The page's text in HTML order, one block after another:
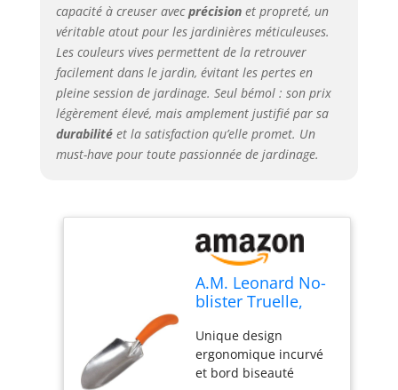
capacité à creuser avecprécisionet propreté, un
véritable atout pour les jardinières méticuleuses.
Les couleurs vives permettent de la retrouver
facilement dans le jardin, évitant les pertes en
pleine session de jardinage. Seul bémol : son prix
légèrement élevé, mais amplement justifié par sa
durabilitéet la satisfaction qu’elle promet. Un
must-have pour toute passionnée de jardinage.
A.M. Leonard No-
blister Truelle,
en aluminium,
poignée
ergonomique
Unique design
ergonomique incurvé
et bord biseauté